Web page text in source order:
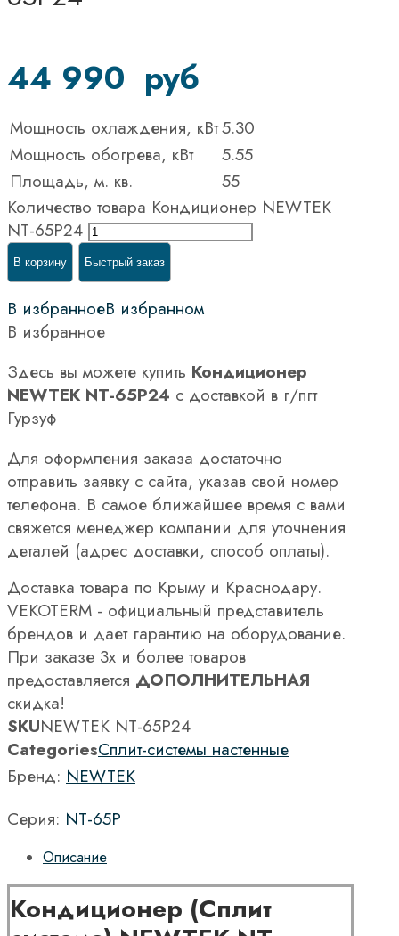
44 990 руб
Мощность охлаждения, кВт5.30
Мощность обогрева, кВт
5.55
Площадь, м. кв.
55
Количество товара Кондиционер NEWTEK
NT-65P24
В корзину Быстрый заказ
В избранноеВ избранном
В избранное
Здесь вы можете купить Кондиционер
NEWTEK NT-65P24 с доставкой в г/пгт
Гурзуф
Для оформления заказа достаточно
отправить заявку с сайта, указав свой номер
телефона. В самое ближайшее время с вами
свяжется менеджер компании для уточнения
деталей (адрес доставки, способ оплаты).
Доставка товара по Крыму и Краснодару.
VEKOTERM - официальный представитель
брендов и дает гарантию на оборудование.
При заказе 3х и более товаров
предоставляется ДОПОЛНИТЕЛЬНАЯ
скидка!
SKUNEWTEK NT-65P24
CategoriesСплит-системы настенные
Бренд: NEWTEK
Серия: NT-65P
Описание
Кондиционер (Сплит